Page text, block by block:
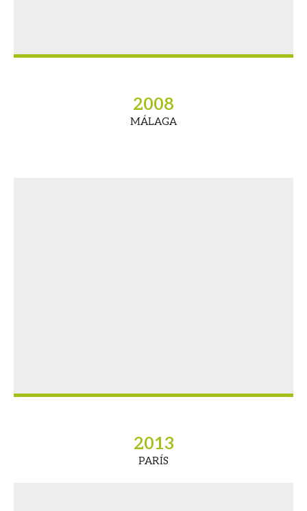
2008
MÁLAGA
2013
PARÍS